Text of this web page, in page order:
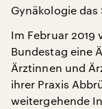
Gynäkologie
Im Februar 2019
Bundestag eine
Ärztinnen und
ihrer Praxis
weitergehende